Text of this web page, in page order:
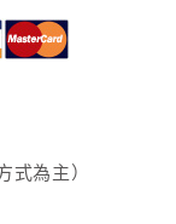
式為主）